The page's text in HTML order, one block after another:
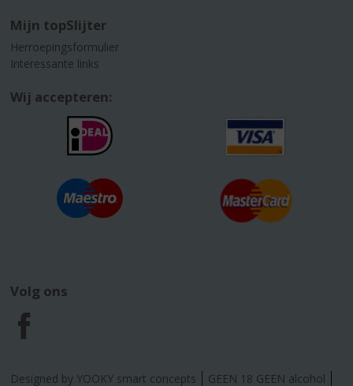
Mijn topSlijter
Herroepingsformulier
Interessante links
Wij accepteren:
Volg ons
F
a
Designed by YOOKY smart concepts GEEN 18 GEEN alcohol